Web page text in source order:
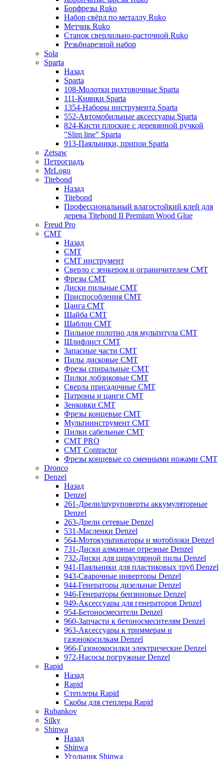
Борфрезы Ruko
Набор свёрл по металлу Ruko
Метчик Ruko
Станок сверлильно-расточной Ruko
Резьбнарезной набор
Sola
Sparta
Назад
Sparta
108-Молотки рихтовочные Sparta
111-Киянки Sparta
1354-Наборы инструмента Sparta
552-Автомобильные аксессуары Sparta
824-Кисти плоские с деревянной ручкой
"Slim line" Sparta
913-Паяльники, припои Sparta
Zetsaw
Петроградъ
MrLogo
Titebond
Назад
Titebond
Профессиональный влагостойкий клей для
дерева Titebond II Premium Wood Glue
Freud Pro
CMT
Назад
CMT
CMT инструмент
Сверло с зенкером и ограничителем CMT
Фрезы CMT
Диски пильные CMT
Приспособления СМТ
Цанга CMT
Шайба CMT
Шаблон CMT
Пильное полотно для мультитула CMT
Шлифлист CMT
Запасные части CMT
Пилы дисковые CMT
Фрезы спиральные CMT
Пилки лобзиковые СМТ
Сверла присадочные СМТ
Патроны и цанги CMT
Зенковки СМТ
Фрезы концевые CMT
Мультиинструмент СМТ
Пилки сабельные СМТ
CMT PRO
CMT Contractor
Фрезы концевые со сменными ножами CMT
Dronco
Denzel
Назад
Denzel
261-Дрели/шуруповерты аккумуляторные
Denzel
263-Дрели сетевые Denzel
531-Масленки Denzel
564-Мотокультиваторы и мотоблоки Denzel
731-Диски алмазные отрезные Denzel
732-Диски для циркулярной пилы Denzel
941-Паяльники для пластиковых труб Denzel
943-Сварочные инверторы Denzel
944-Генераторы дизельные Denzel
946-Генераторы бензиновые Denzel
949-Аксессуары для генераторов Denzel
954-Бетоносмесители Denzel
960-Запчасти к бетоносмесителям Denzel
963-Аксессуары к триммерам и
газонокосилкам Denzel
966-Газонокосилки электрические Denzel
972-Насосы погружные Denzel
Rapid
Назад
Rapid
Степлеры Rapid
Скобы для cтеплера Rapid
Rubankov
Silky
Shinwa
Назад
Shinwa
Угольник Shinwa